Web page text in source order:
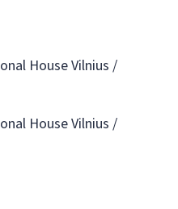
House Vilnius /
House Vilnius /